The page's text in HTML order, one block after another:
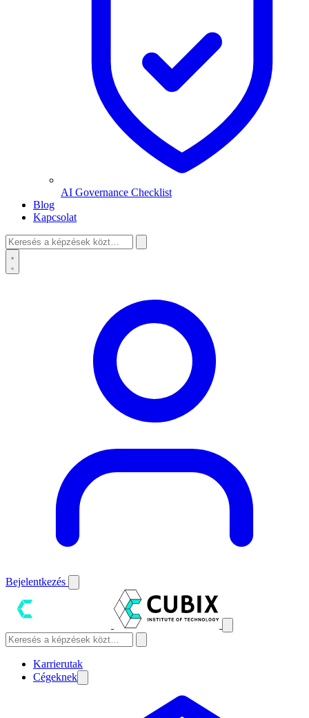
AI Governance Checklist
Blog
Kapcsolat
Bejelentkezés
Karrierutak
Cégeknek